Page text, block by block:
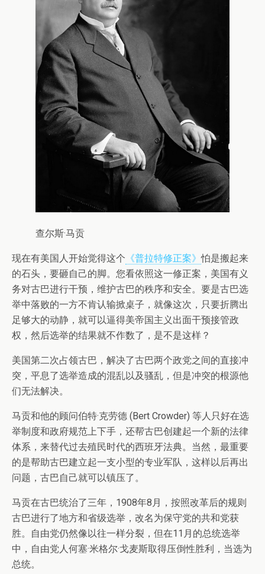
查尔斯·马贡
现在有美国人开始觉得这个 《普拉特修正案》怕是搬起来
的石头，要砸自己的脚。您看依照这一修正案，美国有义
务对古巴进行干预，维护古巴的秩序和安全。要是古巴选
举中落败的一方不肯认输掀桌子，就像这次，只要折腾出
足够大的动静，就可以逼得美帝国主义出面干预接管政
权，然后选举的结果就不作数了，是不是这样？
美国第二次占领古巴，解决了古巴两个政党之间的直接冲
突，平息了选举造成的混乱以及骚乱，但是冲突的根源他
们无法解决。
马贡和他的顾问伯特·克劳德 (Bert Crowder) 等人只好在选
举制度和政府规范上下手，还帮古巴创建起一个新的法律
体系，来替代过去殖民时代的西班牙法典。当然，最重要
的是帮助古巴建立起一支小型的专业军队，这样以后再出
问题，古巴自己就可以镇压了。
马贡在古巴统治了三年，1908年8月，按照改革后的规则
古巴进行了地方和省级选举，改名为保守党的共和党获
胜。自由党仍然像以往一样分裂，但在11月的总统选举
中，自由党人何塞·米格尔·戈麦斯取得压倒性胜利，当选为
总统。